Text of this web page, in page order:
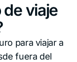
viaje
para viajar a
fuera del